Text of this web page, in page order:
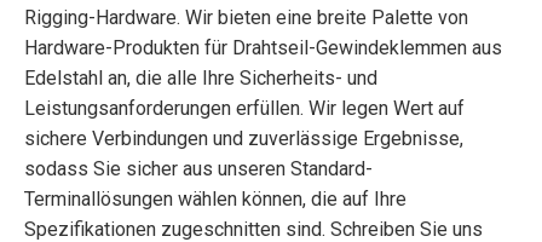
Rigging-Hardware. Wir bieten eine breite Palette von
Hardware-Produkten für Drahtseil-Gewindeklemmen aus
Edelstahl an, die alle Ihre Sicherheits- und
Leistungsanforderungen erfüllen. Wir legen Wert auf
sichere Verbindungen und zuverlässige Ergebnisse,
sodass Sie sicher aus unseren Standard-
Terminallösungen wählen können, die auf Ihre
Spezifikationen zugeschnitten sind. Schreiben Sie uns